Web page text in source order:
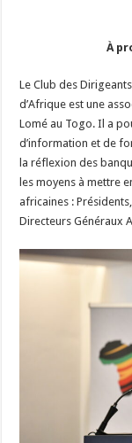
À
Le Club des
d’Afrique est une
Lomé au Togo. Il a
d’information et de
la réflexion des
les moyens à mettre
africaines :
Directeurs Généraux